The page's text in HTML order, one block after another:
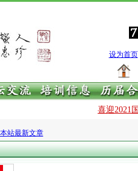
设为首页
喜迎2021
站最新文章